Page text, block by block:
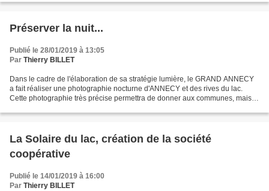
Préserver la nuit...
Publié le 28/01/2019 à 13:05
Par Thierry BILLET
Dans le cadre de l'élaboration de sa stratégie lumière, le GRAND ANNECY
a fait réaliser une photographie nocturne d'ANNECY et des rives du lac.
Cette photographie très précise permettra de donner aux communes, mais
La Solaire du lac, création de la société
coopérative
Publié le 14/01/2019 à 16:00
Par Thierry BILLET